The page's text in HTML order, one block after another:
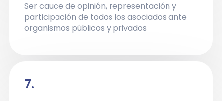
Ser cauce de opinión, representación y
participación de todos los asociados ante
organismos públicos y privados
7.